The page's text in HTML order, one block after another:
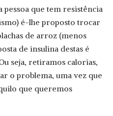
pessoa que tem resistência
é-lhe proposto trocar
de arroz (menos
de insulina destas é
seja, retiramos calorias,
o problema, uma vez que
que queremos